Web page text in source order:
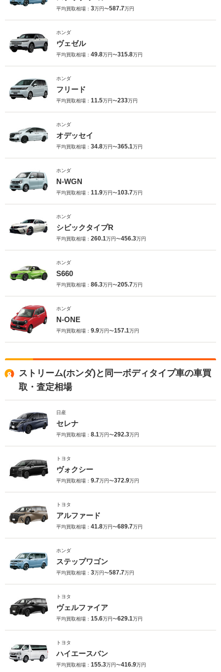
平均買取相場： 3万円〜587.7万円
ホンダ
ヴェゼル
平均買取相場： 49.8万円〜315.8万円
ホンダ
フリード
平均買取相場： 11.5万円〜233万円
ホンダ
オデッセイ
平均買取相場： 34.8万円〜365.1万円
ホンダ
N-WGN
平均買取相場： 11.9万円〜103.7万円
ホンダ
シビックタイプR
平均買取相場： 260.1万円〜456.3万円
ホンダ
S660
平均買取相場： 86.3万円〜205.7万円
ホンダ
N-ONE
平均買取相場： 9.9万円〜157.1万円
ストリーム(ホンダ)と同一ボディタイプ車の車買
取・査定相場
日産
セレナ
平均買取相場： 8.1万円〜292.3万円
トヨタ
ヴォクシー
平均買取相場： 9.7万円〜372.9万円
トヨタ
アルファード
平均買取相場： 41.8万円〜689.7万円
ホンダ
ステップワゴン
平均買取相場： 3万円〜587.7万円
トヨタ
ヴェルファイア
平均買取相場： 15.6万円〜629.1万円
トヨタ
ハイエースバン
平均買取相場： 155.3万円〜416.9万円